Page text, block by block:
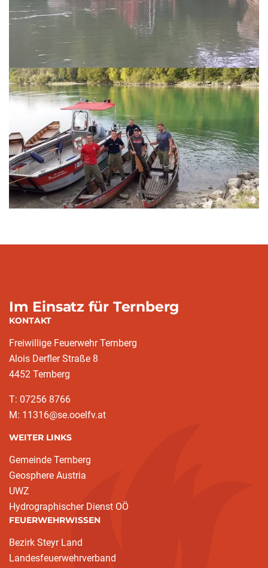
Im Einsatz für Ternberg
KONTAKT
Freiwillige Feuerwehr Ternberg
Alois Derfler Straße 8
4452 Ternberg
T: 07256 8766
M: 11316@se.ooelfv.at
WEITER LINKS
Gemeinde Ternberg
Geosphere Austria
UWZ
Hydrographischer Dienst OÖ
FEUERWEHRWISSEN
Bezirk Steyr Land
Landesfeuerwehrverband